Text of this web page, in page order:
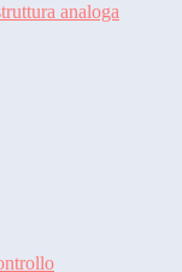
analoga